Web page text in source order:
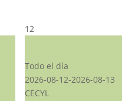
12
Todo el día
2026-08-12-2026-08-13
CECYL